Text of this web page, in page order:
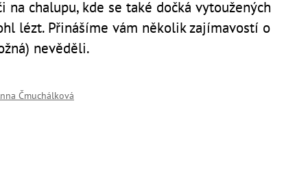
na chalupu, kde se také dočká vytoužených
lézt. Přinášíme vám několik zajímavostí o
nevěděli.
Čmuchálková